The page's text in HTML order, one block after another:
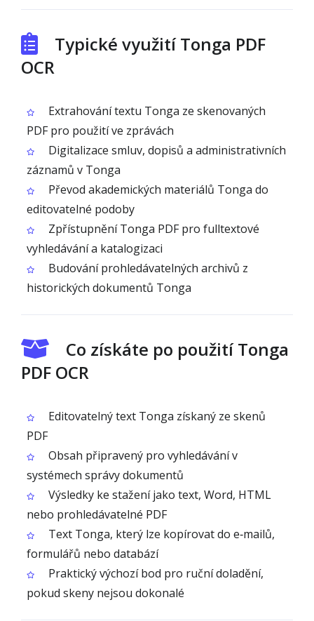
Typické využití Tonga PDF
OCR
Extrahování textu Tonga ze skenovaných
PDF pro použití ve zprávách
Digitalizace smluv, dopisů a administrativních
záznamů v Tonga
Převod akademických materiálů Tonga do
editovatelné podoby
Zpřístupnění Tonga PDF pro fulltextové
vyhledávání a katalogizaci
Budování prohledávatelných archivů z
historických dokumentů Tonga
Co získáte po použití Tonga
PDF OCR
Editovatelný text Tonga získaný ze skenů
PDF
Obsah připravený pro vyhledávání v
systémech správy dokumentů
Výsledky ke stažení jako text, Word, HTML
nebo prohledávatelné PDF
Text Tonga, který lze kopírovat do e‑mailů,
formulářů nebo databází
Praktický výchozí bod pro ruční doladění,
pokud skeny nejsou dokonalé